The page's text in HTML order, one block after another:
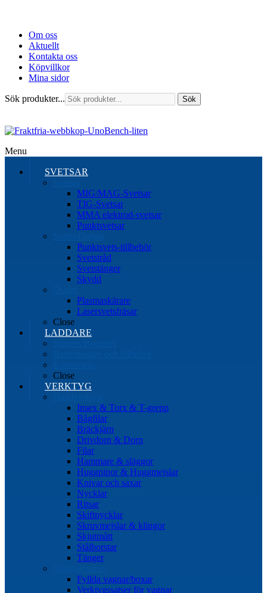
Om oss
Aktuellt
Kontakta oss
Köpvillkor
Mina sidor
Sök produkter... Sök
Menu
SVETSAR
MIG/MAG-Svetsar
TIG-Svetsar
MMA elektrod-svetsar
Punktsvetsar
Punktsvets-tillbehör
Svetstråd
Svetstänger
Skydd
Plasmaskärare
Lasersvetsfräsar
Close
LADDARE
Close
VERKTYG
Insex & Torx & T-grepp
Bågfilar
Bräckjärn
Drivdorn & Dorn
Filar
Hammare & släggor
Huggpipor & Huggmejslar
Knivar och saxar
Nycklar
Ritsar
Skiftnycklar
Skruvmejslar & klingor
Skjutmått
Stålborstar
Tänger
Fyllda vagnar/boxar
Verktygssatser för vagnar